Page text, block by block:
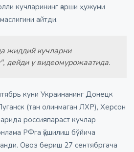
кучларининг қарши ҳужуми
айтди.
жиддий кучларни
дейди у видеомурожаатида.
куни Украинанинг Донецк
(тан олинмаган ЛХР), Херсон
россияпараст кучлар
РФга қўшилиш бўйича
Овоз бериш 27 сентябргача